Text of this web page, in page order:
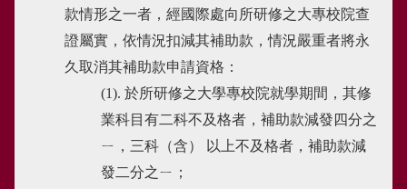
款情形之一者，經國際處向所研修之大專校院查
證屬實，依情況扣減其補助款，情況嚴重者將永
久取消其補助款申請資格：
(1). 於所研修之大學專校院就學期間，其修
業科目有二科不及格者，補助款減發四分之
ㄧ，三科（含） 以上不及格者，補助款減
發二分之ㄧ；